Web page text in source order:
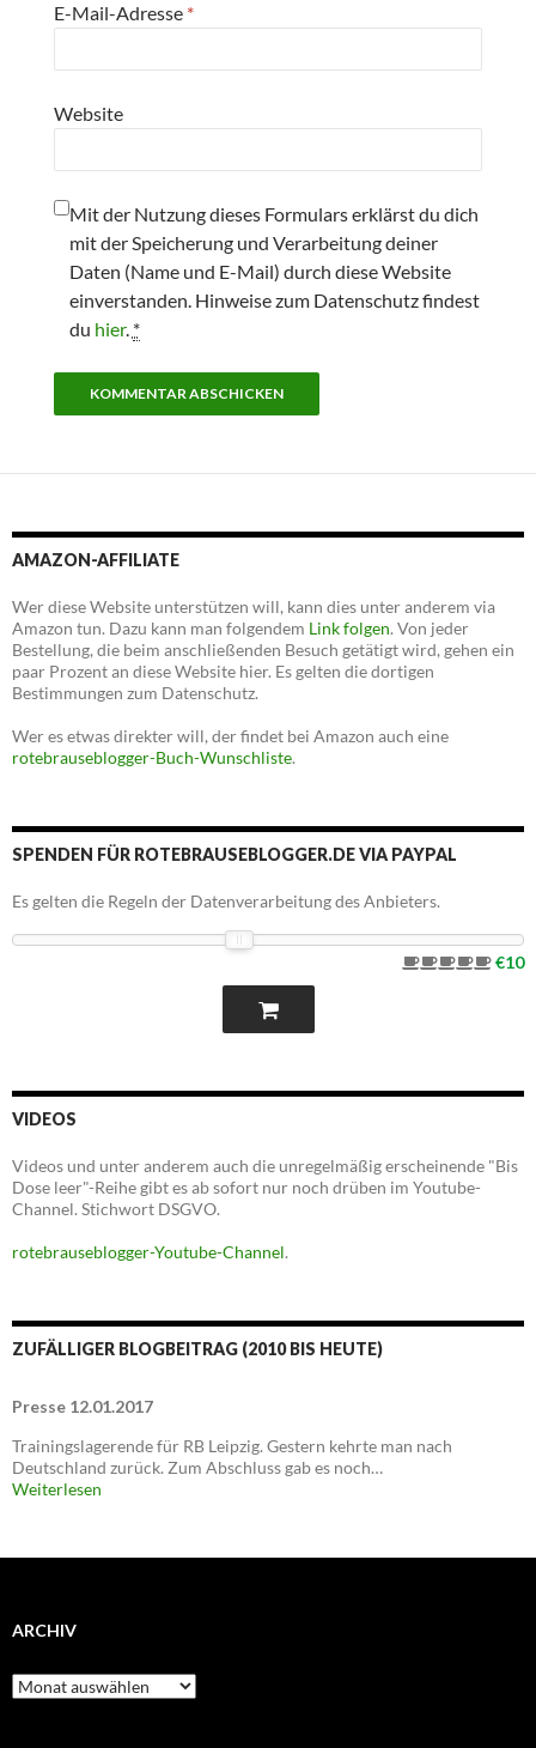
E-Mail-Adresse *
Website
Mit der Nutzung dieses Formulars erklärst du dich
mit der Speicherung und Verarbeitung deiner
Daten (Name und E-Mail) durch diese Website
einverstanden. Hinweise zum Datenschutz findest
du hier. *
AMAZON-AFFILIATE
Wer diese Website unterstützen will, kann dies unter anderem via
Amazon tun. Dazu kann man folgendem Link folgen. Von jeder
Bestellung, die beim anschließenden Besuch getätigt wird, gehen ein
paar Prozent an diese Website hier. Es gelten die dortigen
Bestimmungen zum Datenschutz.
Wer es etwas direkter will, der findet bei Amazon auch eine
rotebrauseblogger-Buch-Wunschliste.
SPENDEN FÜR ROTEBRAUSEBLOGGER.DE VIA PAYPAL
Es gelten die Regeln der Datenverarbeitung des Anbieters.
€10
VIDEOS
Videos und unter anderem auch die unregelmäßig erscheinende "Bis
Dose leer"-Reihe gibt es ab sofort nur noch drüben im Youtube-
Channel. Stichwort DSGVO.
rotebrauseblogger-Youtube-Channel.
ZUFÄLLIGER BLOGBEITRAG (2010 BIS HEUTE)
Presse 12.01.2017
Trainingslagerende für RB Leipzig. Gestern kehrte man nach
Deutschland zurück. Zum Abschluss gab es noch…
Weiterlesen
ARCHIV
Archiv